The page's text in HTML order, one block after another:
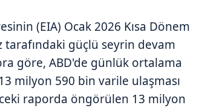
(EIA) Ocak 2026 Kısa Dönem
güçlü seyrin devam
göre, ABD'de günlük ortalama
milyon 590 bin varile ulaşması
raporda öngörülen 13 milyon